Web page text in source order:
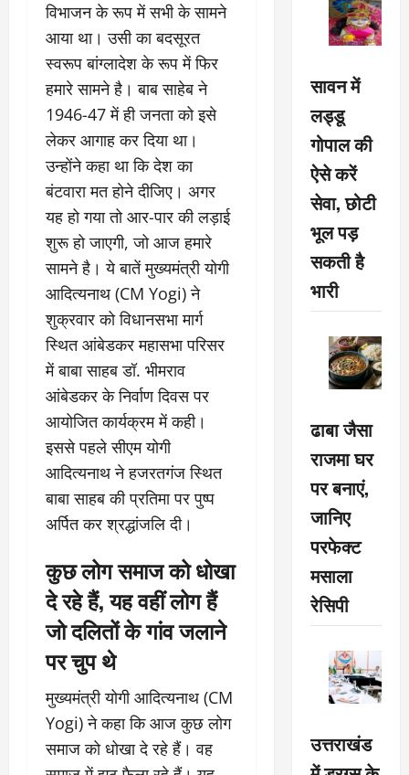
विभाजन के रूप में सभी के सामने
आया था। उसी का बदसूरत
स्वरूप बांग्लादेश के रूप में फिर
हमारे सामने है। बाब साहेब ने
1946-47 में ही जनता को इसे
लेकर आगाह कर दिया था।
उन्होंने कहा था कि देश का
बंटवारा मत होने दीजिए। अगर
यह हो गया तो आर-पार की लड़ाई
शुरू हो जाएगी, जो आज हमारे
सामने है। ये बातें मुख्यमंत्री योगी
आदित्यनाथ (CM Yogi) ने
शुक्रवार को विधानसभा मार्ग
स्थित आंबेडकर महासभा परिसर
में बाबा साहब डॉ. भीमराव
आंबेडकर के निर्वाण दिवस पर
आयोजित कार्यक्रम में कही।
इससे पहले सीएम योगी
आदित्यनाथ ने हजरतगंज स्थित
बाबा साहब की प्रतिमा पर पुष्प
अर्पित कर श्रद्धांजलि दी।
कुछ लोग समाज को धोखा
दे रहे हैं, यह वहीं लोग हैं
जो दलितों के गांव जलाने
पर चुप थे
मुख्यमंत्री योगी आदित्यनाथ (CM
Yogi) ने कहा कि आज कुछ लोग
समाज को धोखा दे रहे हैं। वह
सावन में
लड्डू
गोपाल की
ऐसे करें
सेवा, छोटी
भूल पड़
सकती है
भारी
ढाबा जैसा
राजमा घर
पर बनाएं,
जानिए
परफेक्ट
मसाला
रेसिपी
उत्तराखंड